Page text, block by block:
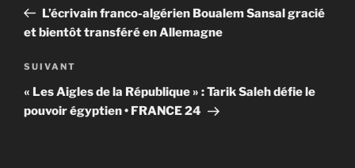
l’article
précédent
L’écrivain franco-algérien Boualem Sansal gracié
et bientôt transféré en Allemagne
Article
suivant
SUIVANT
« Les Aigles de la République » : Tarik Saleh défie le
pouvoir égyptien • FRANCE 24